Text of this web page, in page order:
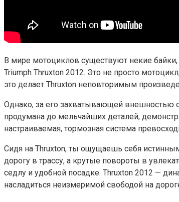
В мире мотоциклов существуют некие
Triumph Thruxton 2012. Это не просто
это делает Thruxton неповторимым
Однако, за его захватывающей внешностью
продумана до мельчайших деталей,
настраиваемая, тормозная система
Сидя на Thruxton, ты ощущаешь себя
дорогу в трассу, а крутые повороты в
седлу и удобной посадке. Thruxton 2012 —
насладиться неизмеримой свободой на